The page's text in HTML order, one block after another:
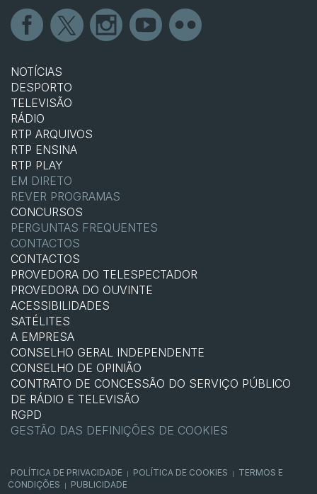
NOTÍCIAS
DESPORTO
TELEVISÃO
RÁDIO
RTP ARQUIVOS
RTP ENSINA
RTP PLAY
EM DIRETO
REVER PROGRAMAS
CONCURSOS
PERGUNTAS FREQUENTES
CONTACTOS
CONTACTOS
PROVEDORA DO TELESPECTADOR
PROVEDORA DO OUVINTE
ACESSIBILIDADES
SATÉLITES
A EMPRESA
CONSELHO GERAL INDEPENDENTE
CONSELHO DE OPINIÃO
CONTRATO DE CONCESSÃO DO SERVIÇO PÚBLICO
DE RÁDIO E TELEVISÃO
RGPD
GESTÃO DAS DEFINIÇÕES DE COOKIES
POLÍTICA DE PRIVACIDADE POLÍTICA DE COOKIES
TERMOS E
CONDIÇÕES
PUBLICIDADE